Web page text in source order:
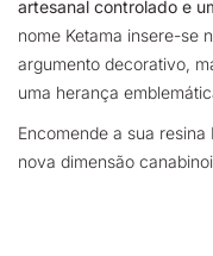
artesanal controlado e
nome Ketama insere-se
argumento decorativo,
uma herança
Encomende a sua
nova dimensão